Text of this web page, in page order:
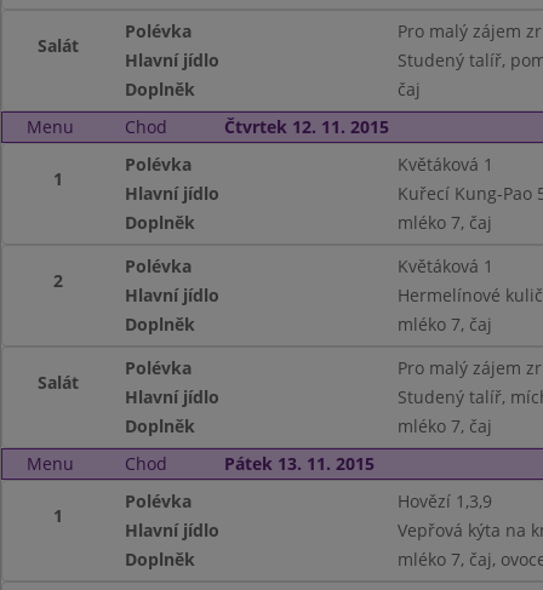
Salát
Polévka
Pro malý zájem
Hlavní jídlo
Studený talíř,
Doplněk
čaj
Menu
Chod Čtvrtek 12. 11. 2015
1
Polévka
Květáková 1
Hlavní jídlo
Kuřecí Kung-Pao
Doplněk
mléko 7, čaj
2
Polévka
Květáková 1
Hlavní jídlo
Hermelínové
Doplněk
mléko 7, čaj
Salát
Polévka
Pro malý zájem
Hlavní jídlo
Studený talíř,
Doplněk
mléko 7, čaj
Menu
Chod Pátek 13. 11. 2015
1
Polévka
Hovězí 1,3,9
Hlavní jídlo
Vepřová kýta na
Doplněk
mléko 7, čaj,